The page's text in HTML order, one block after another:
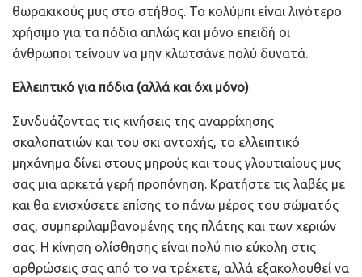
θωρακικούς μυς στο στήθος. Το κολύμπι είναι λιγότερο
χρήσιμο για τα πόδια απλώς και μόνο επειδή οι
άνθρωποι τείνουν να μην κλωτσάνε πολύ δυνατά.
Ελλειπτικό για πόδια (αλλά και όχι μόνο)
Συνδυάζοντας τις κινήσεις της αναρρίχησης
σκαλοπατιών και του σκι αντοχής, το ελλειπτικό
μηχάνημα δίνει στους μηρούς και τους γλουτιαίους μυς
σας μια αρκετά γερή προπόνηση. Κρατήστε τις λαβές με
και θα ενισχύσετε επίσης το πάνω μέρος του σώματός
σας, συμπεριλαμβανομένης της πλάτης και των χεριών
σας. Η κίνηση ολίσθησης είναι πολύ πιο εύκολη στις
αρθρώσεις σας από το να τρέχετε, αλλά εξακολουθεί να